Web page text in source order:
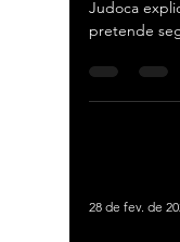
Judoca
pretende
28 de fev. de